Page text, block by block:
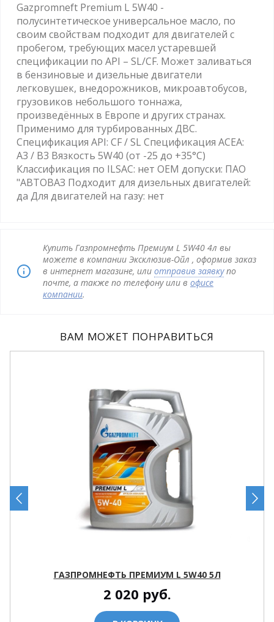
Gazpromneft Premium L 5W40 -
полусинтетическое универсальное масло, по
своим свойствам подходит для двигателей с
пробегом, требующих масел устаревшей
спецификации по API – SL/CF. Может заливаться
в бензиновые и дизельные двигатели
легковушек, внедорожников, микроавтобусов,
грузовиков небольшого тоннажа,
произведённых в Европе и других странах.
Применимо для турбированных ДВС.
Спецификация API: CF / SL Спецификация ACEA:
A3 / B3 Вязкость 5W40 (от -25 до +35°C)
Классификация по ILSAC: нет OEM допуски: ПАО
"АВТОВАЗ Подходит для дизельных двигателей:
да Для двигателей на газу: нет
Купить Газпромнефть Премиум L 5W40 4л вы
можете в компании Эксклюзив-Ойл , оформив заказ
в интернет магазине, или отправив заявкупо
почте, а также по телефону или в офисе
компании.
ВАМ МОЖЕТ ПОНРАВИТЬСЯ
ГАЗПРОМНЕФТЬ ПРЕМИУМ L 5W40 5Л
2 020 руб.